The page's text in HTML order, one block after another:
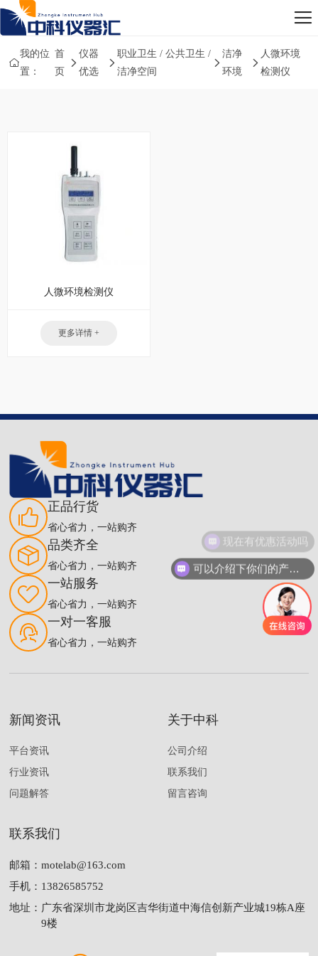
我的位
置：
首
页
仪器
优选
职业卫生 / 公共卫生 /
洁净空间
洁净
环境
人微环境
检测仪
人微环境检测仪
更多详情 +
正品行货
省心省力，一站购齐
品类齐全
省心省力，一站购齐
一站服务
省心省力，一站购齐
一对一客服
省心省力，一站购齐
新闻资讯
平台资讯
行业资讯
问题解答
关于中科
公司介绍
联系我们
留言咨询
联系我们
邮箱：motelab@163.com
手机： 13826585752
地址： 广东省深圳市龙岗区吉华街道中海信创新产业城19栋A座
9楼
可以介绍下你们的产品么
现在有优惠活动吗